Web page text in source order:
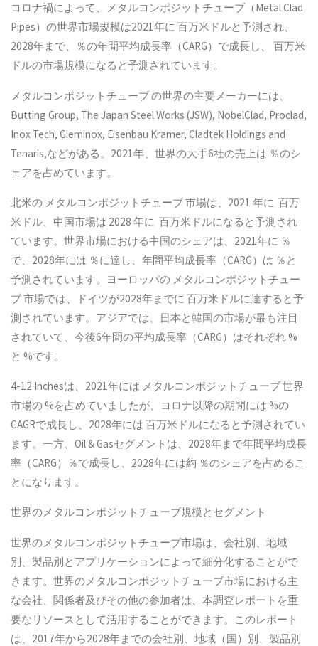
コロナ禍によって、メタルコンポジットチューブ（Metal Clad
Pipes）の世界市場規模は2021年に 百万米ドルと予測され、
2028年まで、％の年間平均成長率（CARG）で成長し、 百万米
ドルの市場規模になると予測されています。
メタルコンポジットチューブ の世界の主要メーカーには、
Butting Group, The Japan Steel Works (JSW), NobelClad, Proclad,
Inox Tech, Gieminox, Eisenbau Kramer, Cladtek Holdings and
Tenaris,などがある。2021年、世界の大手6社の売上は ％のシ
ェアを占めています。
北米の メタルコンポジットチューブ 市場は、2021 年に 百万
米ドル、中国市場は 2028 年に 百万米ドルになると予測され
ています。世界市場における中国のシェアは、2021年に ％
で、2028年には ％に達し、年間平均成長率（CARG）は ％と
予測されています。ヨーロッパの メタルコンポジットチュー
ブ 市場では、ドイツが2028年までに 百万米ドルに達すると予
測されています。アジアでは、日本と韓国の市場が最も注目
されていて、今後6年間の平均成長率（CARG）はそれぞれ %
と %です。
4-12 Inchesは、2021年には メタルコンポジットチューブ 世界
市場の %を占めていましたが、コロナ以降の期間には %の
CAGRで成長し、2028年には 百万米ドルになると予測されてい
ます。一方、Oil & Gasセグメントは、2028年まで年間平均成長
率（CARG）％で成長し、2028年には約 ％のシェアを占めるこ
とになります。
世界のメタルコンポジットチューブ規模とセグメント
世界のメタルコンポジットチューブ市場は、会社別、地域
別、製品別とアプリケーションによって細分化することがで
きます。世界のメタルコンポジットチューブ市場における主
な会社、関係者及びその他の参加者は、本調査レポートを重
要なリソースとして活用することができます。このレポート
は、2017年から2028年までの会社別、地域（国）別、製品別